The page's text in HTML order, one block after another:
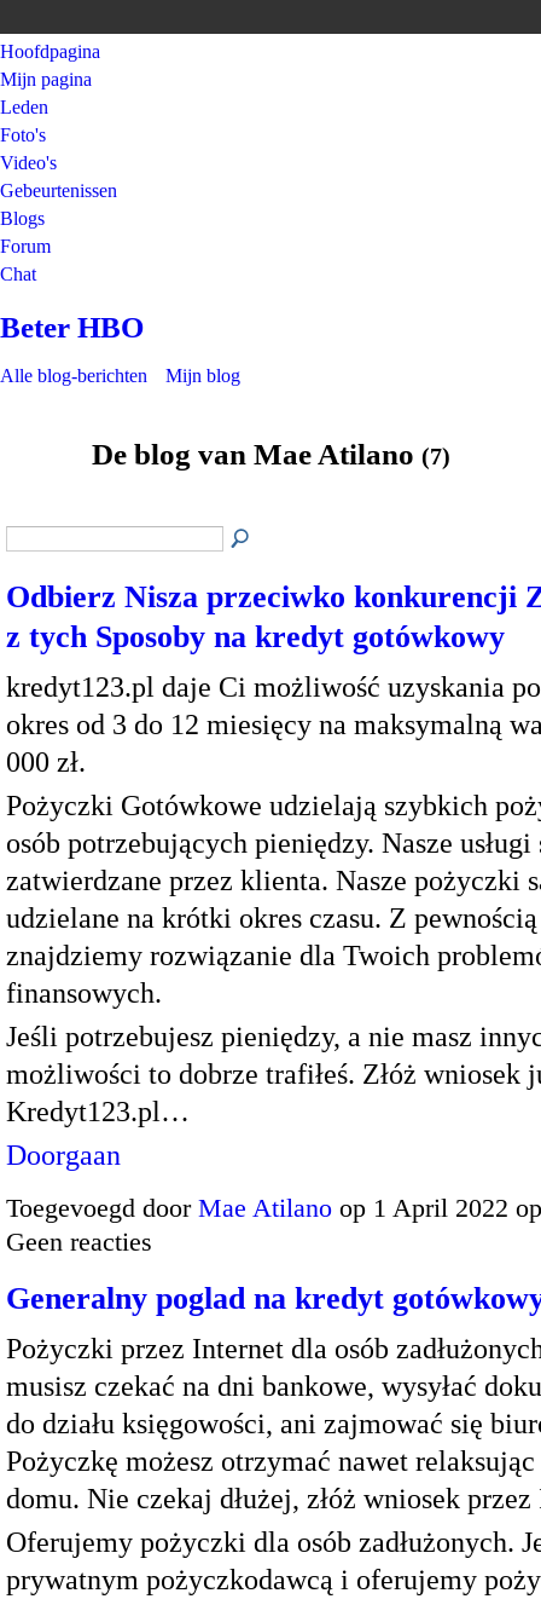
Hoofdpagina
Mijn pagina
Leden
Foto's
Video's
Gebeurtenissen
Blogs
Forum
Chat
Beter HBO
Alle blog-berichten Mijn blog
De blog van Mae Atilano (7)
Odbierz Nisza przeciwko konkurencji
z tych Sposoby na kredyt gotówkowy
kredyt123.pl daje Ci możliwość uzyskania
okres od 3 do 12 miesięcy na maksymalną
000 zł.
Pożyczki Gotówkowe udzielają szybkich
osób potrzebujących pieniędzy. Nasze usługi
zatwierdzane przez klienta. Nasze pożyczki
udzielane na krótki okres czasu. Z pewnością
znajdziemy rozwiązanie dla Twoich
finansowych.
Jeśli potrzebujesz pieniędzy, a nie masz
możliwości to dobrze trafiłeś. Złóż wniosek
Kredyt123.pl…
Doorgaan
Toegevoegd door Mae Atilano op 1 April 2022
Geen reacties
Generalny poglad na kredyt
Pożyczki przez Internet dla osób
musisz czekać na dni bankowe, wysyłać
do działu księgowości, ani zajmować się
Pożyczkę możesz otrzymać nawet
domu. Nie czekaj dłużej, złóż wniosek
Oferujemy pożyczki dla osób zadłużonych.
prywatnym pożyczkodawcą i oferujemy